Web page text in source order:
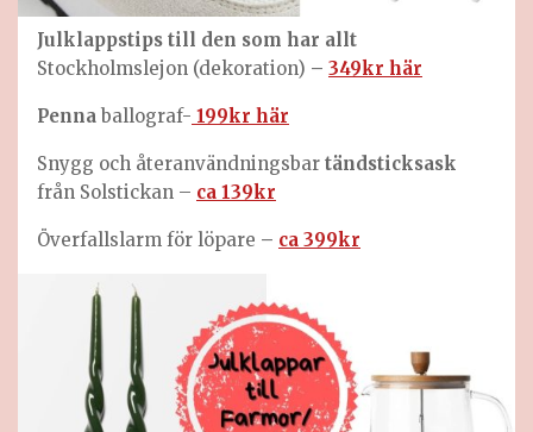
Julklappstips till den som har allt
Stockholmslejon (dekoration) – 349kr här
Penna ballograf- 199kr här
Snygg och återanvändningsbar tändsticksask
från Solstickan – ca 139kr
Överfallslarm för löpare – ca 399kr